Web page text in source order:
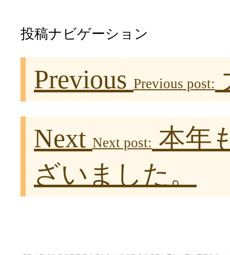
投稿ナビゲーション
Previous Previous post:
Next Next post: 本年
ざいました。